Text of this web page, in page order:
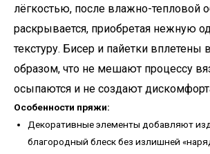
лёгкостью, после влажно-тепловой
раскрывается, приобретая нежную
текстуру. Бисер и пайетки вплетены
образом, что не мешают процессу
осыпаются и не создают
Особенности пряжи:
Декоративные элементы добавляют
благородный блеск без излишней